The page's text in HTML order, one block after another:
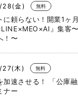
金) 無料
に頼らない！開業1ヶ
』集客
！〜
木) 無料
加速させる！ 「公庫
ナー